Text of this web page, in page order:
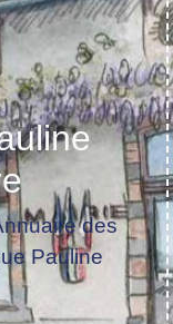
des
Pauline